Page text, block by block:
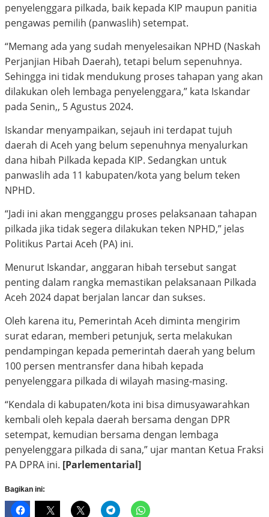
penyelenggara pilkada, baik kepada KIP maupun panitia
pengawas pemilih (panwaslih) setempat.
“Memang ada yang sudah menyelesaikan NPHD (Naskah
Perjanjian Hibah Daerah), tetapi belum sepenuhnya.
Sehingga ini tidak mendukung proses tahapan yang akan
dilakukan oleh lembaga penyelenggara,” kata Iskandar
pada Senin,, 5 Agustus 2024.
Iskandar menyampaikan, sejauh ini terdapat tujuh
daerah di Aceh yang belum sepenuhnya menyalurkan
dana hibah Pilkada kepada KIP. Sedangkan untuk
panwaslih ada 11 kabupaten/kota yang belum teken
NPHD.
“Jadi ini akan mengganggu proses pelaksanaan tahapan
pilkada jika tidak segera dilakukan teken NPHD,” jelas
Politikus Partai Aceh (PA) ini.
Menurut Iskandar, anggaran hibah tersebut sangat
penting dalam rangka memastikan pelaksanaan Pilkada
Aceh 2024 dapat berjalan lancar dan sukses.
Oleh karena itu, Pemerintah Aceh diminta mengirim
surat edaran, memberi petunjuk, serta melakukan
pendampingan kepada pemerintah daerah yang belum
100 persen mentransfer dana hibah kepada
penyelenggara pilkada di wilayah masing-masing.
“Kendala di kabupaten/kota ini bisa dimusyawarahkan
kembali oleh kepala daerah bersama dengan DPR
setempat, kemudian bersama dengan lembaga
penyelenggara pilkada di sana,” ujar mantan Ketua Fraksi
PA DPRA ini. [Parlementarial]
Bagikan ini: